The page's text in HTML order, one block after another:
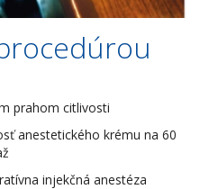
prahom citlivosti
anestetického krému na 60
injekčná anestéza